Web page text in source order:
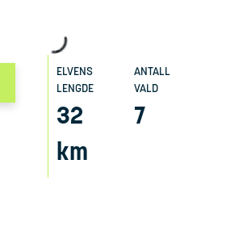
ELVENS
LENGDE
32
km
ANTALL
VALD
7